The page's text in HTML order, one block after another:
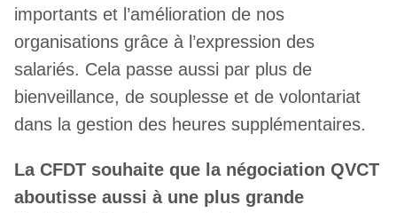
importants et l’amélioration de nos
organisations grâce à l’expression des
salariés. Cela passe aussi par plus de
bienveillance, de souplesse et de volontariat
dans la gestion des heures supplémentaires.
La CFDT souhaite que la négociation QVCT
aboutisse aussi à une plus grande